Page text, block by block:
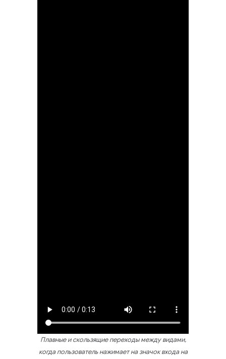
Плавные и скользящие переходы между видами,
когда пользователь нажимает на значок входа на